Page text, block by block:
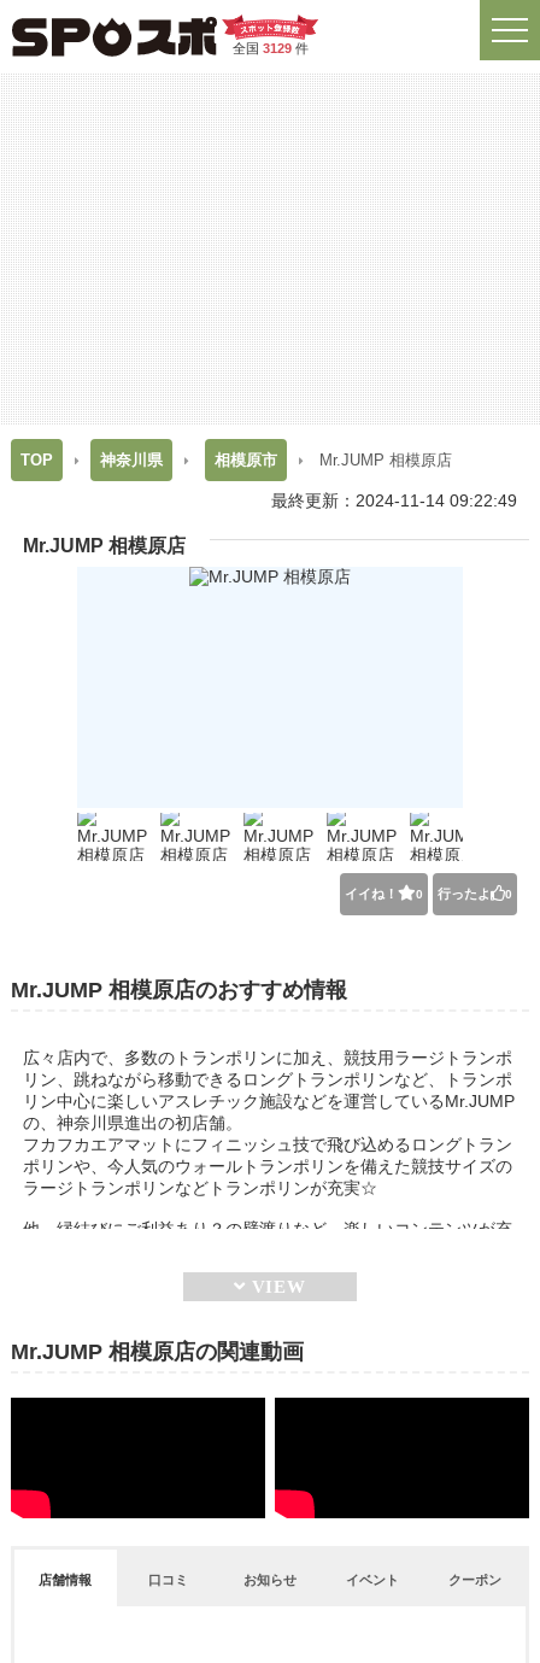
全国 3129件
TOP 神奈川県 相模原市 Mr.JUMP 相模原店
最終更新：2024-11-14 09:22:49
Mr.JUMP 相模原店
イイね！ 0 行ったよ 0
Mr.JUMP 相模原店のおすすめ情報
広々店内で、多数のトランポリンに加え、競技用ラージトランポ
リン、跳ねながら移動できるロングトランポリンなど、トランポ
リン中心に楽しいアスレチック施設などを運営しているMr.JUMP
の、神奈川県進出の初店舗。
フカフカエアマットにフィニッシュ技で飛び込めるロングトラン
ポリンや、今人気のウォールトランポリンを備えた競技サイズの
ラージトランポリンなどトランポリンが充実☆
他、縁結びにご利益あり？の壁渡りなど、楽しいコンテンツが充
Mr.JUMP 相模原店の関連動画
店舗情報 口コミ お知らせ イベント クーポン